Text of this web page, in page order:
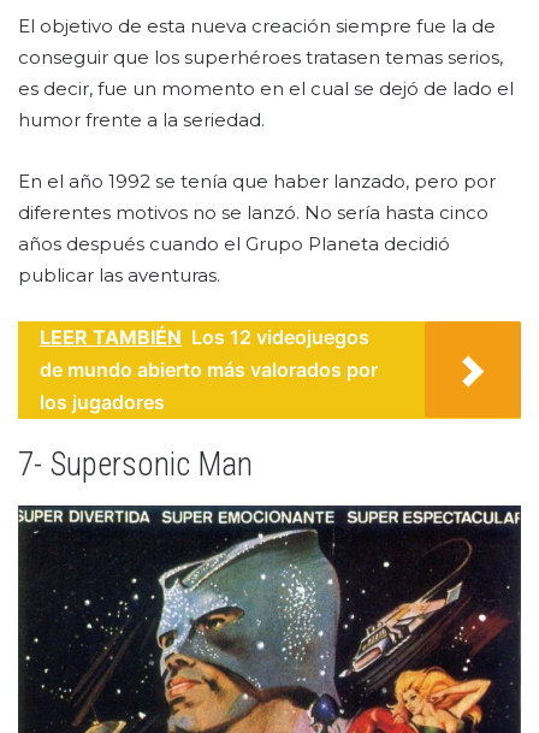
El objetivo de esta nueva creación siempre fue la de
conseguir que los superhéroes tratasen temas serios,
es decir, fue un momento en el cual se dejó de lado el
humor frente a la seriedad.
En el año 1992 se tenía que haber lanzado, pero por
diferentes motivos no se lanzó. No sería hasta cinco
años después cuando el Grupo Planeta decidió
publicar las aventuras.
LEER TAMBIÉN Los 12 videojuegos
de mundo abierto más valorados por
los jugadores
7- Supersonic Man